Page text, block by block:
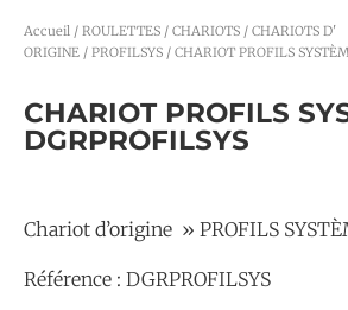
Accueil / ROULETTES / CHARIOTS / CHARIOTS D'
ORIGINE / PROFILSYS / CHARIOT PROFILS
CHARIOT PROFILS
DGRPROFILSYS
Chariot d’origine » PROFILS
Référence : DGRPROFILSYS